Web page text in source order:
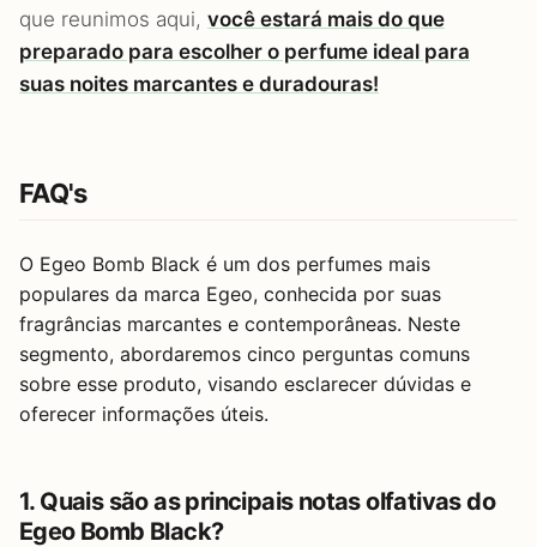
que reunimos aqui, você estará mais do que
preparado para escolher o perfume ideal para
suas noites marcantes e duradouras!
FAQ's
O Egeo Bomb Black é um dos perfumes mais
populares da marca Egeo, conhecida por suas
fragrâncias marcantes e contemporâneas. Neste
segmento, abordaremos cinco perguntas comuns
sobre esse produto, visando esclarecer dúvidas e
oferecer informações úteis.
1. Quais são as principais notas olfativas do
Egeo Bomb Black?